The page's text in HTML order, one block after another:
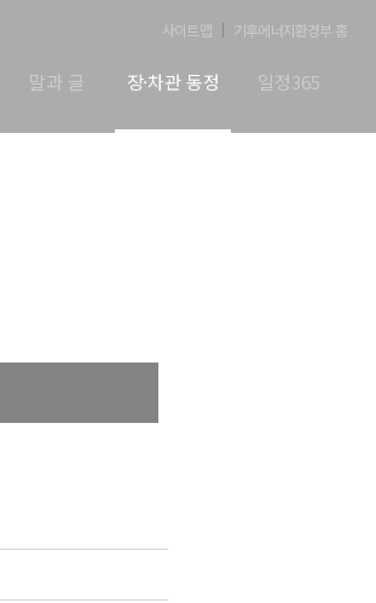
사이트맵 기후에너지환경부 홈
말과 글 장·차관 동정 일정365